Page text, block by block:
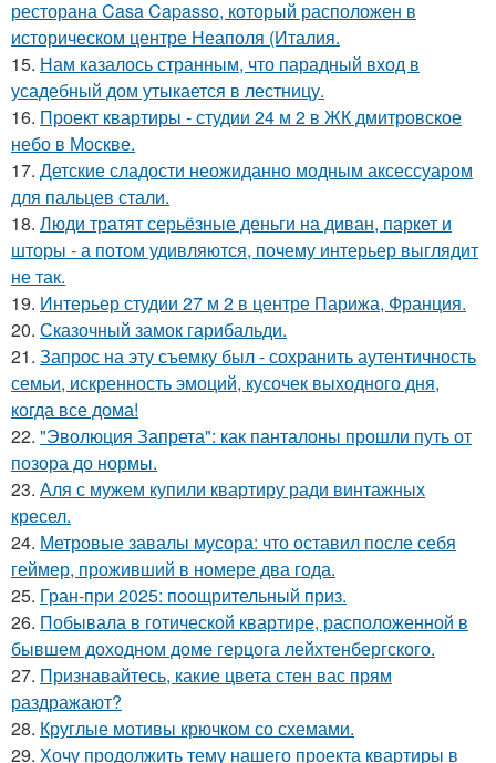
ресторана Casa Capasso, который расположен в
историческом центре Неаполя (Италия.
15. Нам казалось странным, что парадный вход в
усадебный дом утыкается в лестницу.
16. Проект квартиры - студии 24 м 2 в ЖК дмитровское
небо в Москве.
17. Детские сладости неожиданно модным аксессуаром
для пальцев стали.
18. Люди тратят серьёзные деньги на диван, паркет и
шторы - а потом удивляются, почему интерьер выглядит
не так.
19. Интерьер студии 27 м 2 в центре Парижа, Франция.
20. Сказочный замок гарибальди.
21. Запрос на эту съемку был - сохранить аутентичность
семьи, искренность эмоций, кусочек выходного дня,
когда все дома!
22. "Эволюция Запрета": как панталоны прошли путь от
позора до нормы.
23. Аля с мужем купили квартиру ради винтажных
кресел.
24. Метровые завалы мусора: что оставил после себя
геймер, проживший в номере два года.
25. Гран-при 2025: поощрительный приз.
26. Побывала в готической квартире, расположенной в
бывшем доходном доме герцога лейхтенбергского.
27. Признавайтесь, какие цвета стен вас прям
раздражают?
28. Круглые мотивы крючком со схемами.
29. Хочу продолжить тему нашего проекта квартиры в